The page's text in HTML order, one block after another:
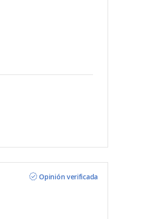
Opinión verificada